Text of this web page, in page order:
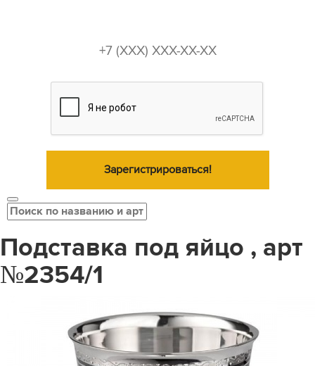
Зарегистрироваться!
Подставка под яйцо , арт
№2354/1